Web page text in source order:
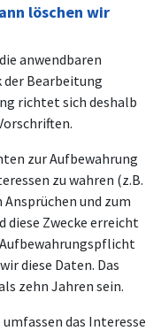
löschen wir
anwendbaren
der Bearbeitung
richtet sich deshalb
zur Aufbewahrung
zu wahren (z.B.
und zum
diese Zwecke erreicht
diese Daten. Das
zehn Jahren sein.
das Interesse